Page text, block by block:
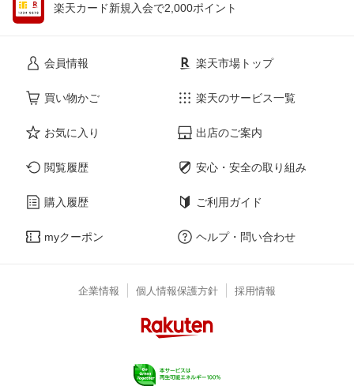
楽天カード新規入会で2,000ポイント
会員情報
買い物かご
お気に入り
閲覧履歴
購入履歴
myクーポン
楽天市場トップ
楽天のサービス一覧
出店のご案内
安心・安全の取り組み
ご利用ガイド
ヘルプ・問い合わせ
企業情報 個人情報保護方針 採用情報